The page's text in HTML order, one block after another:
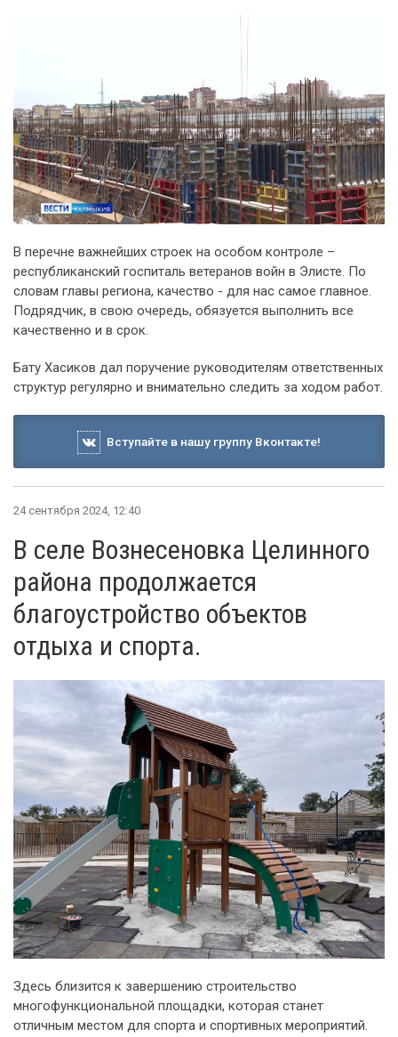
В перечне важнейших строек на особом контроле –
республиканский госпиталь ветеранов войн в Элисте. По
словам главы региона, качество - для нас самое главное.
Подрядчик, в свою очередь, обязуется выполнить все
качественно и в срок.
Бату Хасиков дал поручение руководителям ответственных
структур регулярно и внимательно следить за ходом работ.
Вступайте в нашу группу Вконтакте!
24 сентября 2024, 12:40
В селе Вознесеновка Целинного
района продолжается
благоустройство объектов
отдыха и спорта.
Здесь близится к завершению строительство
многофункциональной площадки, которая станет
отличным местом для спорта и спортивных мероприятий.